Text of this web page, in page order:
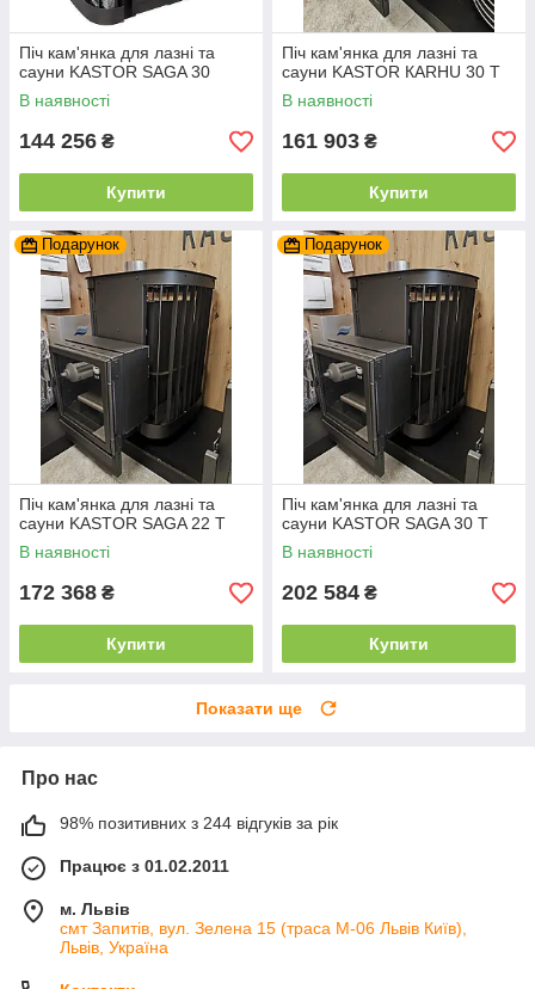
Піч кам'янка для лазні та
сауни KASTOR SAGA 30
В наявності
144 256 ₴
Купити
Піч кам'янка для лазні та
сауни KASTOR КARHU 30 T
В наявності
161 903 ₴
Купити
Подарунок
Піч кам'янка для лазні та
сауни KASTOR SAGA 22 Т
В наявності
172 368 ₴
Купити
Подарунок
Піч кам'янка для лазні та
сауни KASTOR SAGA 30 T
В наявності
202 584 ₴
Купити
Показати ще
Про нас
98% позитивних з 244 відгуків за рік
Працює з 01.02.2011
м. Львів
смт Запитів, вул. Зелена 15 (траса М-06 Львів Київ),
Львів, Україна